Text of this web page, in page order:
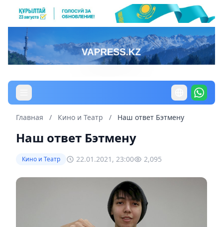
Главная / Кино и Театр / Наш ответ Бэтмену
Наш ответ Бэтмену
Кино и Театр 22.01.2021, 23:00 2,095